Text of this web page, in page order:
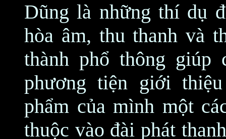
Dũng là những thí dụ
hòa âm, thu thanh và
thành phổ thông giúp
phương tiện giới
phẩm của mình một
thuộc vào đài phát